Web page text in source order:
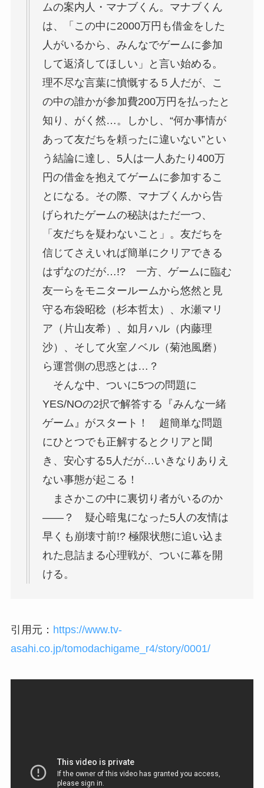
ムの案内人・マナブくん。マナブくん
は、「この中に2000万円も借金をした
人がいるから、みんなでゲームに参加
して返済してほしい」と言い始める。
理不尽な言葉に憤慨する５人だが、こ
の中の誰かが参加費200万円を払ったと
知り、がく然…。しかし、“何か事情が
あって友だちを頼ったに違いない”とい
う結論に達し、5人は一人あたり400万
円の借金を抱えてゲームに参加するこ
とになる。その際、マナブくんから告
げられたゲームの秘訣はただ一つ、
「友だちを疑わないこと」。友だちを
信じてさえいれば簡単にクリアできる
はずなのだが…!? 一方、ゲームに臨む
友一らをモニタールームから悠然と見
守る布袋昭稔（杉本哲太）、水瀬マリ
ア（片山友希）、如月ハル（内藤理
沙）、そして火室ノベル（菊池風磨）
ら運営側の思惑とは…？
そんな中、ついに5つの問題に
YES/NOの2択で解答する『みんな一緒
ゲーム』がスタート！ 超簡単な問題
にひとつでも正解するとクリアと聞
き、安心する5人だが…いきなりありえ
ない事態が起こる！
まさかこの中に裏切り者がいるのか
――？ 疑心暗鬼になった5人の友情は
早くも崩壊寸前!? 極限状態に追い込ま
れた息詰まる心理戦が、ついに幕を開
ける。
引用元： https://www.tv-
asahi.co.jp/tomodachigame_r4/story/0001/